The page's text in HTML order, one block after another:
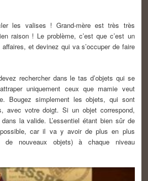
les valises ! Grand-mère est très très
raison ! Le problème, c’est que c’est un
et devinez qui va s’occuper de faire
rechercher dans le tas d’objets qui se
uniquement ceux que mamie veut
Bougez simplement les objets, qui sont
avec votre doigt. Si un objet correspond,
la valide. L’essentiel étant bien sûr de
car il va y avoir de plus en plus
de nouveaux objets) à chaque niveau